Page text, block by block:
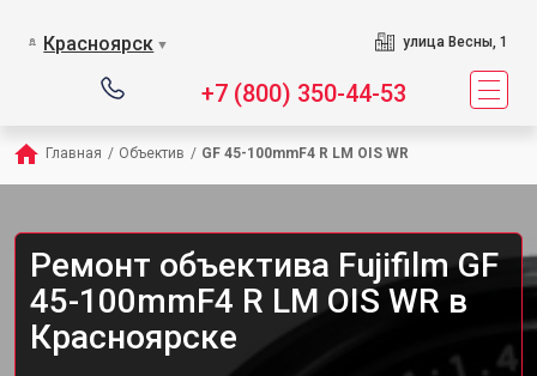
Красноярск ▼ улица Весны, 1
+7 (800) 350-44-53
Главная / Объектив / GF 45-100mmF4 R LM OIS WR
Ремонт объектива Fujifilm GF
45-100mmF4 R LM OIS WR в
Красноярске